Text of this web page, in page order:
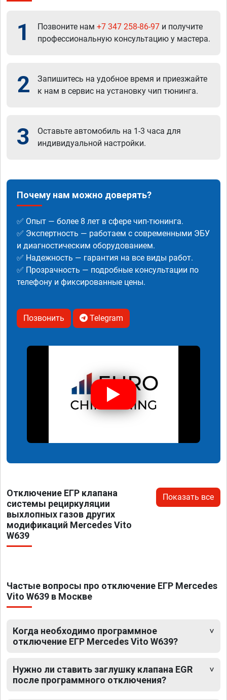
1 Позвоните нам +7 347 258-86-97 и получите
профессиональную консультацию у мастера.
2
Запишитесь на удобное время и приезжайте
к нам в сервис на установку чип тюнинга.
3
Оставьте автомобиль на 1-3 часа для
индивидуальной настройки.
Почему нам можно доверять?
✅ Опыт — более 8 лет в сфере чип-тюнинга.
✅ Экспертность — работаем с современными ЭБУ
и диагностическим оборудованием.
✅ Надежность — гарантия на все виды работ.
✅ Прозрачность — подробные консультации по
телефону и фиксированные цены.
Позвонить Telegram
Отключение ЕГР клапана
системы рециркуляции
выхлопных газов других
модификаций Mercedes Vito
W639
Показать все
Частые вопросы про отключение ЕГР Mercedes
Vito W639 в Москве
Когда необходимо программное
отключение ЕГР Mercedes Vito W639?
Нужно ли ставить заглушку клапана EGR
после программного отключения?